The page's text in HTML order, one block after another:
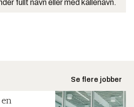
fullt navn eller med kallenavn.
Se flere jobber